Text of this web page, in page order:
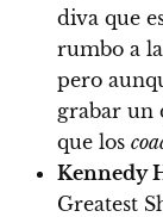
diva que
rumbo a
pero
grabar un
que los
Kennedy
Greatest